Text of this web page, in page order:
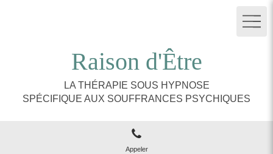
Raison d'Être
LA THÉRAPIE SOUS HYPNOSE
SPÉCIFIQUE AUX SOUFFRANCES PSYCHIQUES
Appeler